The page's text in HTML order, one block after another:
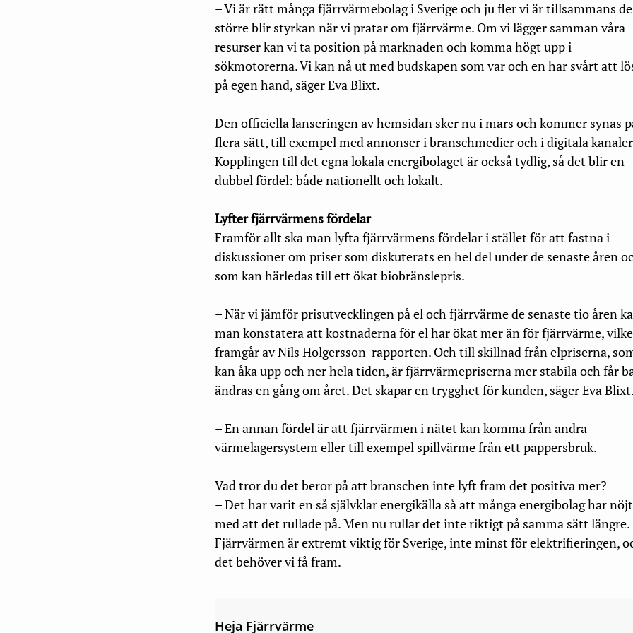
– Vi är rätt många fjärrvärmebolag i Sverige och ju fler vi är tillsammans
större blir styrkan när vi pratar om fjärrvärme. Om vi lägger samman våra
resurser kan vi ta position på marknaden och komma högt upp i
sökmotorerna. Vi kan nå ut med budskapen som var och en har svårt att
på egen hand, säger Eva Blixt.
Den officiella lanseringen av hemsidan sker nu i mars och kommer synas
flera sätt, till exempel med annonser i branschmedier och i digitala
Kopplingen till det egna lokala energibolaget är också tydlig, så det blir en
dubbel fördel: både nationellt och lokalt.
Lyfter fjärrvärmens fördelar
Framför allt ska man lyfta fjärrvärmens fördelar i stället för att fastna i
diskussioner om priser som diskuterats en hel del under de senaste åren
som kan härledas till ett ökat biobränslepris.
– När vi jämför prisutvecklingen på el och fjärr­värme de senaste tio åren
man konstatera att kostnaderna för el har ökat mer än för fjärrvärme,
framgår av Nils Holgersson-rapporten. Och till skillnad från elpriserna,
kan åka upp och ner hela tiden, är fjärr­värme­­priserna mer stabila och får
ändras en gång om året. Det skapar en trygg­het för kunden, säger Eva Blixt.
– En annan fördel är att fjärrvärmen i nätet kan komma från andra
värmelagersystem eller till exempel spillvärme från ett pappersbruk.
Vad tror du det beror på att branschen inte lyft fram det positiva mer?
– Det har varit en så självklar energikälla så att många energibolag har
med att det rullade på. Men nu rullar det inte riktigt på samma sätt längre.
Fjärrvärmen är extremt viktig för Sverige, inte minst för elektrifieringen,
det behöver vi få fram.
Heja Fjärrvärme